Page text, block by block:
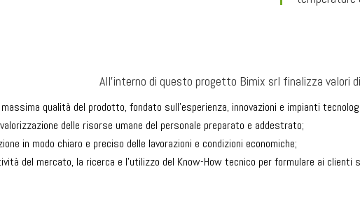
All’interno di questo progetto Bimix srl finalizza valori
massima qualità del prodotto, fondato sull’esperienza, innovazioni e impianti
valorizzazione delle risorse umane del personale preparato e addestrato;
in modo chiaro e preciso delle lavorazioni e condizioni economiche;
del mercato, la ricerca e l’utilizzo del Know-How tecnico per formulare ai clienti